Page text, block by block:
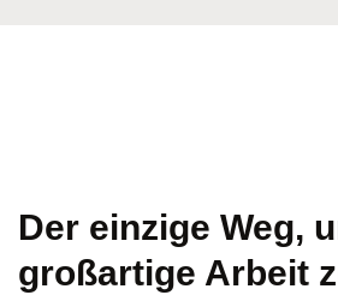
Der einzige Weg,
großartige Arbeit